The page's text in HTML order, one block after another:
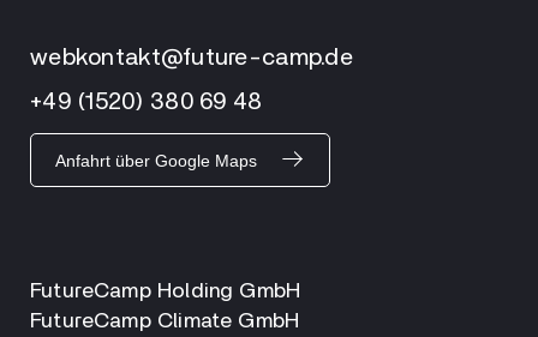
webkontakt@future-camp.de
+49 (1520) 380 69 48
Anfahrt über Google Maps
FutureCamp Holding GmbH
FutureCamp Climate GmbH